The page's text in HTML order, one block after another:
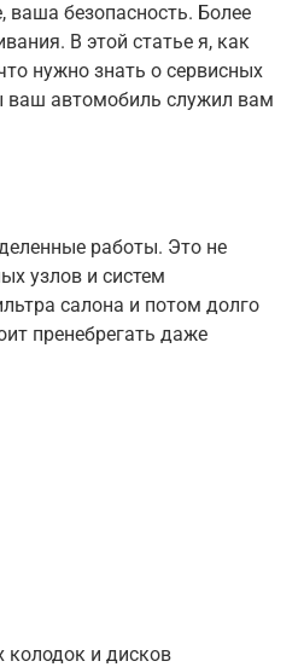
ваша безопасность. Более
В этой статье я, как
нужно знать о сервисных
ваш автомобиль служил вам
работы. Это не
узлов и систем
салона и потом долго
пренебрегать даже
колодок и дисков